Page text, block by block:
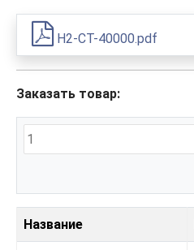
H2-CT-40000.pdf
Заказать товар:
Название